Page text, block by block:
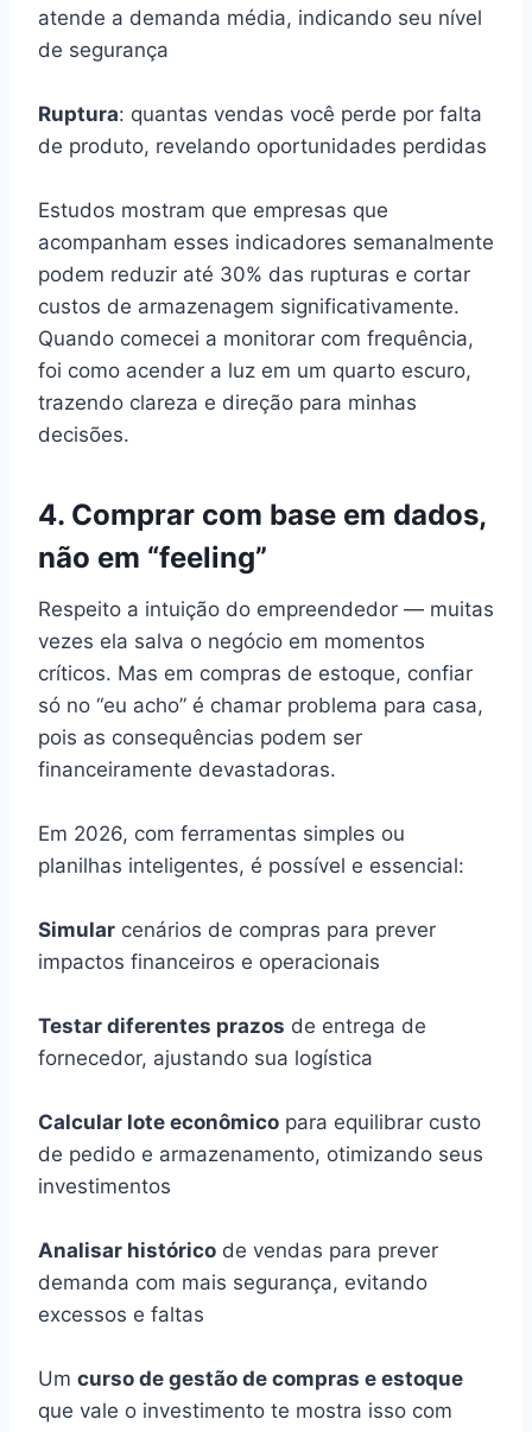
atende a demanda média, indicando seu nível
de segurança
Ruptura: quantas vendas você perde por falta
de produto, revelando oportunidades perdidas
Estudos mostram que empresas que
acompanham esses indicadores semanalmente
podem reduzir até 30% das rupturas e cortar
custos de armazenagem significativamente.
Quando comecei a monitorar com frequência,
foi como acender a luz em um quarto escuro,
trazendo clareza e direção para minhas
decisões.
4. Comprar com base em dados,
não em “feeling”
Respeito a intuição do empreendedor — muitas
vezes ela salva o negócio em momentos
críticos. Mas em compras de estoque, confiar
só no “eu acho” é chamar problema para casa,
pois as consequências podem ser
financeiramente devastadoras.
Em 2026, com ferramentas simples ou
planilhas inteligentes, é possível e essencial:
Simular cenários de compras para prever
impactos financeiros e operacionais
Testar diferentes prazos de entrega de
fornecedor, ajustando sua logística
Calcular lote econômico para equilibrar custo
de pedido e armazenamento, otimizando seus
investimentos
Analisar histórico de vendas para prever
demanda com mais segurança, evitando
excessos e faltas
Um curso de gestão de compras e estoque
que vale o investimento te mostra isso com